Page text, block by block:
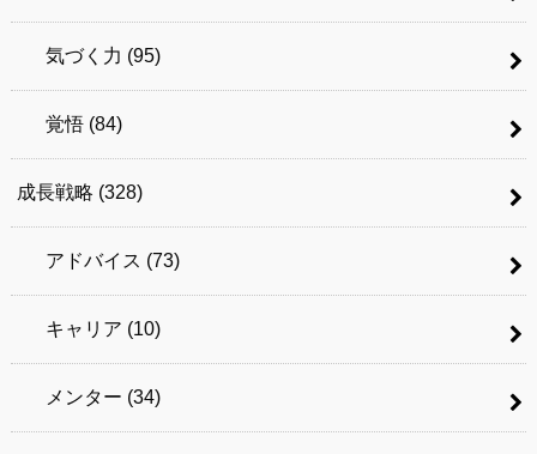
気づく力 (95)
覚悟 (84)
成長戦略 (328)
アドバイス (73)
キャリア (10)
メンター (34)